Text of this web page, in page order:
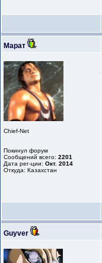
Марат
Chief-Net
Покинул форум
Сообщений всего: 2201
Дата рег-ции: Окт. 2014
Откуда: Казахстан
Guyver